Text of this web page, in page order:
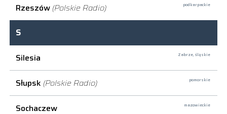
Rzeszów (Polskie Radio) podkarpackie
S
Silesia
Zabrze, śląskie
Słupsk (Polskie Radio) pomorskie
Sochaczew mazowieckie